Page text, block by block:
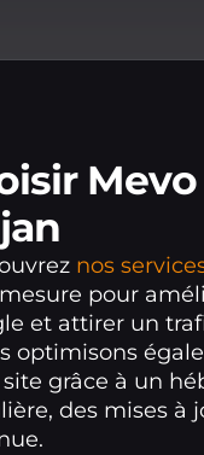
Mevo
nos
pour
et attirer un
optimisons
grâce à un
des mises à